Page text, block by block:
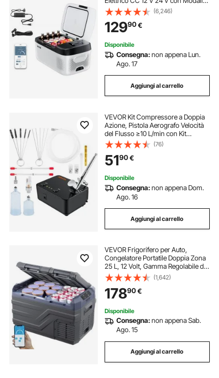
Freddo e Caldo Controllo Tramite
App, Design Compatto e Antiurto,
per Camper Camion Barca
(6,246)
12990€
Disponibile
Consegna:non appena Lun.
Ago. 17
Aggiungi al carrello
VEVOR Kit Compressore a Doppia
Azione, Pistola Aerografo Velocità
del Flusso ≥10 L/min con Kit
Accessori Completi, Utilizzo per
Pittura di Modelli, Artigianato,
Decorazione di Torte, Grafica per
Auto
(76)
5190€
Disponibile
Consegna:non appena Dom.
Ago. 16
Aggiungi al carrello
VEVOR Frigorifero per Auto,
Congelatore Portatile Doppia Zona
25 L, 12 Volt, Gamma Regolabile da
-20 ~ 20 ℃, Dispositivo di
Raffreddamento a Compressore
12/24 V CC e 100-240 V CA per
Campeggio Camper
(1,642)
17890€
Disponibile
Consegna:non appena Sab.
Ago. 15
Aggiungi al carrello